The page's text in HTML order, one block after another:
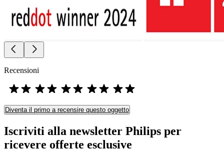
Recensioni
Diventa il primo a recensire questo oggetto
Iscriviti alla newsletter Philips per
ricevere offerte esclusive